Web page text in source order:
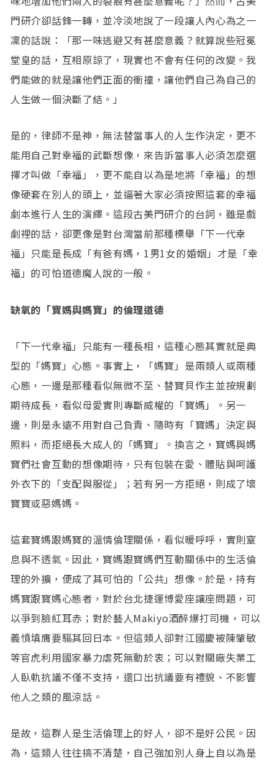
門研介卻話鋒一轉，並冷淡地說了一段讓人內心為之一
凜的話說：「那一味逃避又有甚麼意義？就算說些冠冕
堂皇的話，互相原諒了，現實也不會有任何的改變。我
們能做的就是讓他們正面的衝撞，讓他們自己為自己的
人生做一個決斷了結。」
是的，律師不是神，無法替當事人的人生作決定，更不
能用自己對幸福的武斷想像，來告訴當事人必須怎麼選
擇才叫做「幸福」，更不能自以為是地將「幸福」的想
像硬套在別人的頭上，並逼著大家必須按照這套的幸福
劇本進行人生的演繹。這段古美門研介的台詞，雖是戲
劇裡的話，卻更像是對台灣當前那種標舉「下一代幸
福」只能是長成「有爸有媽，1男1女的婚姻」才是「幸
福」的可怕道德魔人說的一般。
缺氧的「寶媽與媽寶」的倫理道德
「下一代幸福」只能有一種長相，這種心態其實就是典
型的「媽寶」心態。事實上，「媽寶」是兩類人或兩種
心態，一邊是那種看似無微不至、替寶貝作主並按規劃
期待成長，看似母愛實則專斷威權的「寶媽」。另一
邊，則是永遠不用對自己負責、隨時有「寶媽」決定與
照料，而拒絕長大成人的「媽寶」。換言之，寶媽與媽
寶們社會互動的想像期待，只有包裝在愛、體貼與呵護
外衣下的「支配與服從」；若有另一方拒絕，則成了壞
寶寶或惡媽媽。
這套寶媽跟媽寶的溫情倫理關係，看似暖呼呼，實則窒
息與不透氣。因此，寶媽跟寶媽們互動關係中的生活倫
理的外擴，便成了其可怕的「公共」想像。於是，持有
媽寶跟寶媽心態者，對於台北捷運博愛座讓座問題，可
以爭到臉紅耳赤；對於藝人Makiyo酒醉爆打司機，可以
義憤填膺要驅其回日本。但這類人卻對江國慶被陳肇敏
等官虎利用國家暴力虐死無動於衷；可以對關廠失業工
人臥軌抗議不僅不支持，還口出抗議要有禮貌、不影響
他人之類的風涼話。
是故，這群人是生活倫理上的好人，卻不是好公民。因
為，這類人往往搞不清楚，自己強加別人身上自以為是